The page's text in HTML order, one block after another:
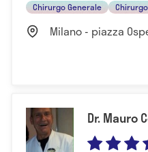
Chirurgo Generale
Milano - piazza
Dr. Mauro